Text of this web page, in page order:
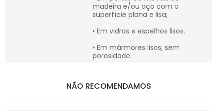
madeira e/ou aço com a
superfície plana e lisa;
• Em vidros e espelhos lisos.
• Em mármores lisos, sem
porosidade.
NÃO RECOMENDAMOS